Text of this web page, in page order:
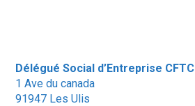
Délégué Social d’Entreprise CFTC
1 Ave du canada
91947 Les Ulis